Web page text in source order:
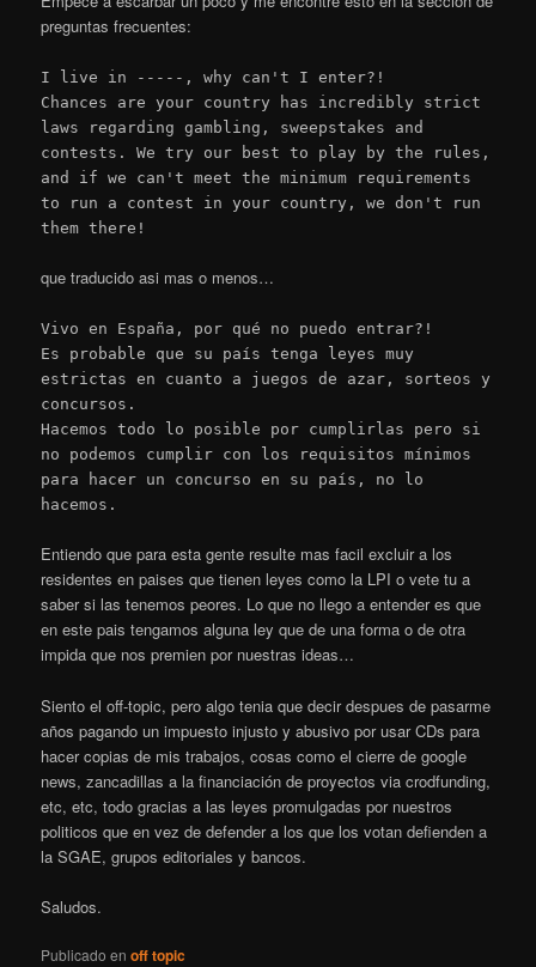
preguntas frecuentes:
I live in -----, why can't I enter?!
Chances are your country has incredibly strict
laws regarding gambling, sweepstakes and
contests. We try our best to play by the rules,
and if we can't meet the minimum requirements
to run a contest in your country, we don't run
them there!
que traducido asi mas o menos…
Vivo en España, por qué no puedo entrar?!
Es probable que su país tenga leyes muy
estrictas en cuanto a juegos de azar, sorteos y
concursos.
Hacemos todo lo posible por cumplirlas pero si
no podemos cumplir con los requisitos mínimos
para hacer un concurso en su país, no lo
hacemos.
Entiendo que para esta gente resulte mas facil excluir a los
residentes en paises que tienen leyes como la LPI o vete tu a
saber si las tenemos peores. Lo que no llego a entender es que
en este pais tengamos alguna ley que de una forma o de otra
impida que nos premien por nuestras ideas…
Siento el off-topic, pero algo tenia que decir despues de pasarme
años pagando un impuesto injusto y abusivo por usar CDs para
hacer copias de mis trabajos, cosas como el cierre de google
news, zancadillas a la financiación de proyectos via crodfunding,
etc, etc, todo gracias a las leyes promulgadas por nuestros
politicos que en vez de defender a los que los votan defienden a
la SGAE, grupos editoriales y bancos.
Saludos.
Publicado en off topic